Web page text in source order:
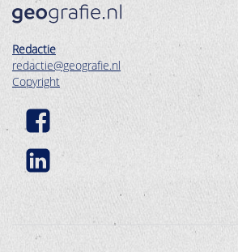
Redactie
redactie@geografie.nl
Copyright